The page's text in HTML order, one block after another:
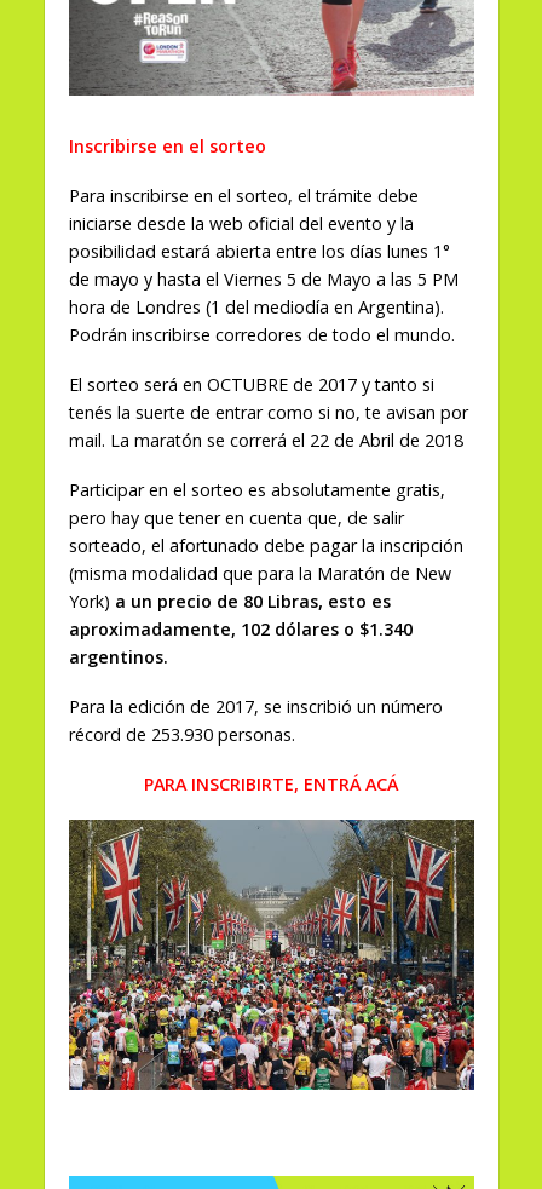
Inscribirse en el sorteo
Para inscribirse en el sorteo, el trámite debe
iniciarse desde la web oficial del evento y la
posibilidad estará abierta entre los días lunes 1°
de mayo y hasta el Viernes 5 de Mayo a las 5 PM
hora de Londres (1 del mediodía en Argentina).
Podrán inscribirse corredores de todo el mundo.
El sorteo será en OCTUBRE de 2017 y tanto si
tenés la suerte de entrar como si no, te avisan por
mail. La maratón se correrá el 22 de Abril de 2018
Participar en el sorteo es absolutamente gratis,
pero hay que tener en cuenta que, de salir
sorteado, el afortunado debe pagar la inscripción
(misma modalidad que para la Maratón de New
York) a un precio de 80 Libras, esto es
aproximadamente, 102 dólares o $1.340
argentinos.
Para la edición de 2017, se inscribió un número
récord de 253.930 personas.
PARA INSCRIBIRTE, ENTRÁ ACÁ